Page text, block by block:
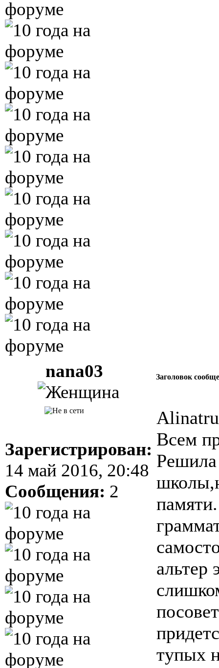
nana03 Заголовок
Зарегистрирован:
14 май 2016, 20:48
Сообщения: 2
Всем
Решила
альтер
тупых